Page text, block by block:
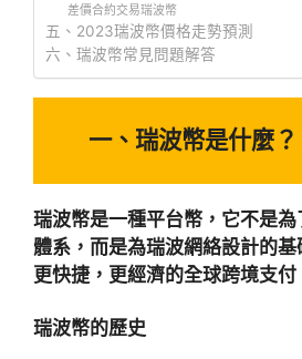
差價合約交易瑞波幣
五、2023瑞波幣價格走勢預測
六、瑞波幣常見問題解答
一、瑞波幣是什麼？
瑞波幣是一種平台幣，它不是
體系，而是為瑞波網絡設計的
更快捷，更經濟的全球跨境支付
瑞波幣的歷史